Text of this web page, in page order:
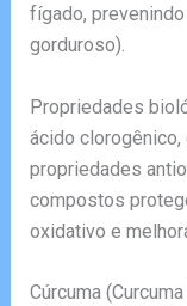
fígado,
gorduroso).
Propriedades
ácido
propriedades
compostos
oxidativo e
Cúrcuma